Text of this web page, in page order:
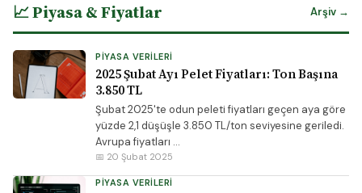
📈 Piyasa & Fiyatlar Arşiv →
PIYASA VERILERI
2025 Şubat Ayı Pelet Fiyatları: Ton Başına
3.850 TL
Şubat 2025'te odun peleti fiyatları geçen aya göre
yüzde 2,1 düşüşle 3.850 TL/ton seviyesine geriledi.
Avrupa fiyatları ...
📅 20 Şubat 2025
PIYASA VERILERI